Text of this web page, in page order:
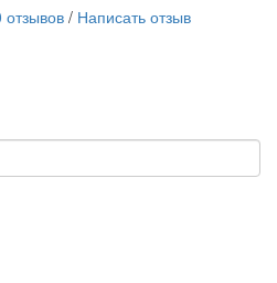
отзывов / Написать отзыв